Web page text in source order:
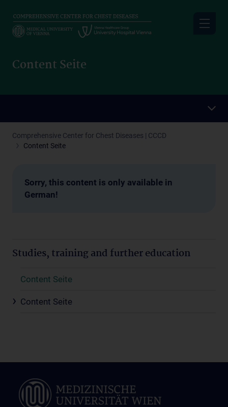
main
Content Seite
Comprehensive Center for Chest Diseases | CCCD
Content Seite
Sorry, this content is only available in
German!
Studies, training and further education
Content Seite
Content Seite